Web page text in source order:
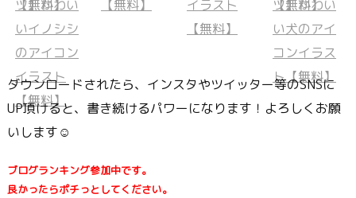
ダウンロードされたら、インスタやツイッター等のSNSに
UP頂けると、書き続けるパワーになります！よろしくお願
いします☺
ブログランキング参加中です。
良かったらポチっとしてください。